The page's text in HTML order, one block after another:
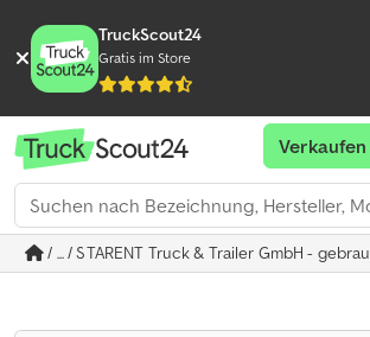
TruckScout24
Gratis im Store
Verkaufen
/ ... / STARENT Truck & Trailer GmbH -